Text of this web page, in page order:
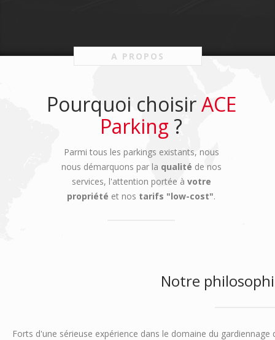
A PROPOS
Pourquoi choisirACE
Parking ?
Parmi tous les parkings existants, nous
nous démarquons par la qualité de nos
services, l'attention portée à votre
propriété et nos tarifs "low-cost".
Notre
Forts d'une sérieuse expérience dans le domaine du gardiennage